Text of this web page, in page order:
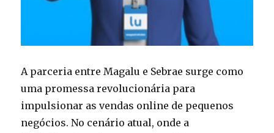
A parceria entre Magalu e Sebrae surge como
uma promessa revolucionária para
impulsionar as vendas online de pequenos
negócios. No cenário atual, onde a